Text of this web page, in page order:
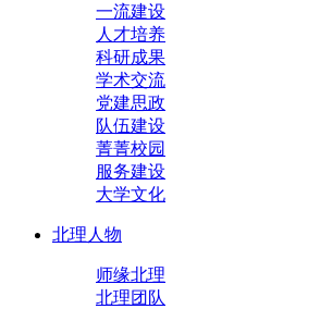
一流建设
人才培养
科研成果
学术交流
党建思政
队伍建设
菁菁校园
服务建设
大学文化
北理人物
师缘北理
北理团队